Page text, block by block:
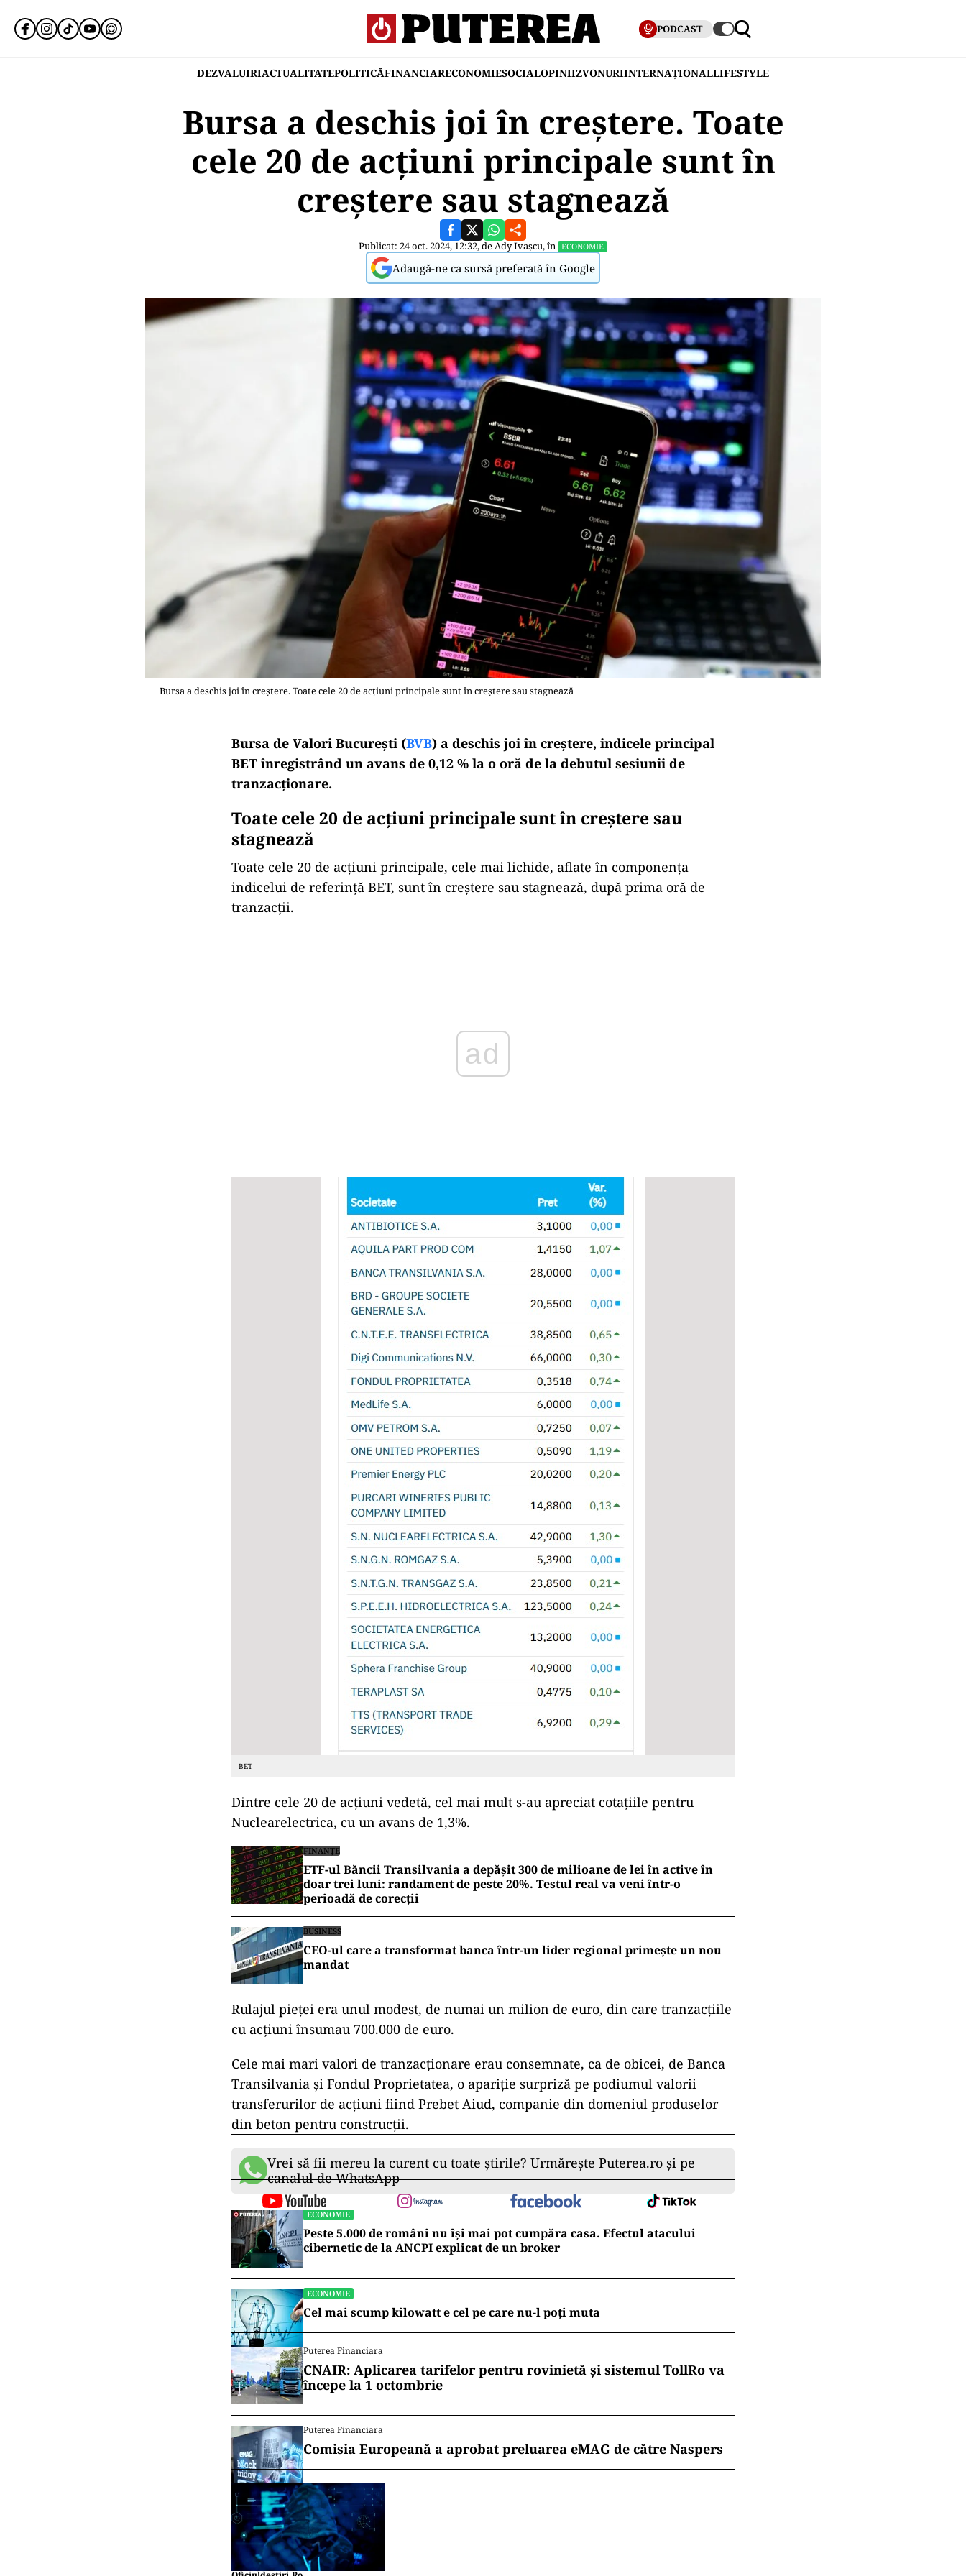
PODCAST
DEZVALUIRIACTUALITATEPOLITICĂFINANCIARECONOMIESOCIALOPINIIZVONURIINTERNAȚIONALLIFESTYLE
Bursa a deschis joi în creştere. Toate
cele 20 de acţiuni principale sunt în
creştere sau stagnează
Publicat: 24 oct. 2024, 12:32, deAdy Ivașcu, în ECONOMIE
Adaugă-ne ca sursă preferată în Google
Bursa a deschis joi în creştere. Toate cele 20 de acţiuni principale sunt în creştere sau stagnează
Bursa de Valori Bucureşti (BVB) a deschis joi în creştere, indicele principal
BET înregistrând un avans de 0,12 % la o oră de la debutul sesiunii de
tranzacţionare.
Toate cele 20 de acţiuni principale sunt în creştere sau
stagnează
Toate cele 20 de acţiuni principale, cele mai lichide, aflate în componenţa
indicelui de referinţă BET, sunt în creştere sau stagnează, după prima oră de
tranzacţii.
BET
Dintre cele 20 de acţiuni vedetă, cel mai mult s-au apreciat cotaţiile pentru
Nuclearelectrica, cu un avans de 1,3%.
FINANȚE
ETF-ul Băncii Transilvania a depășit 300 de milioane de lei în active în
doar trei luni: randament de peste 20%. Testul real va veni într-o
perioadă de corecții
BUSINESS
CEO-ul care a transformat banca într-un lider regional primește un nou
mandat
Rulajul pieţei era unul modest, de numai un milion de euro, din care tranzacţiile
cu acţiuni însumau 700.000 de euro.
Cele mai mari valori de tranzacţionare erau consemnate, ca de obicei, de Banca
Transilvania şi Fondul Proprietatea, o apariţie surpriză pe podiumul valorii
transferurilor de acţiuni fiind Prebet Aiud, companie din domeniul produselor
din beton pentru construcţii.
Vrei să fii mereu la curent cu toate știrile? Urmărește Puterea.ro și pe
canalul de WhatsApp
ECONOMIE
Peste 5.000 de români nu își mai pot cumpăra casa. Efectul atacului
cibernetic de la ANCPI explicat de un broker
ECONOMIE
Cel mai scump kilowatt e cel pe care nu-l poți muta
Puterea Financiara
CNAIR: Aplicarea tarifelor pentru rovinietă și sistemul TollRo va
începe la 1 octombrie
Puterea Financiara
Comisia Europeană a aprobat preluarea eMAG de către Naspers